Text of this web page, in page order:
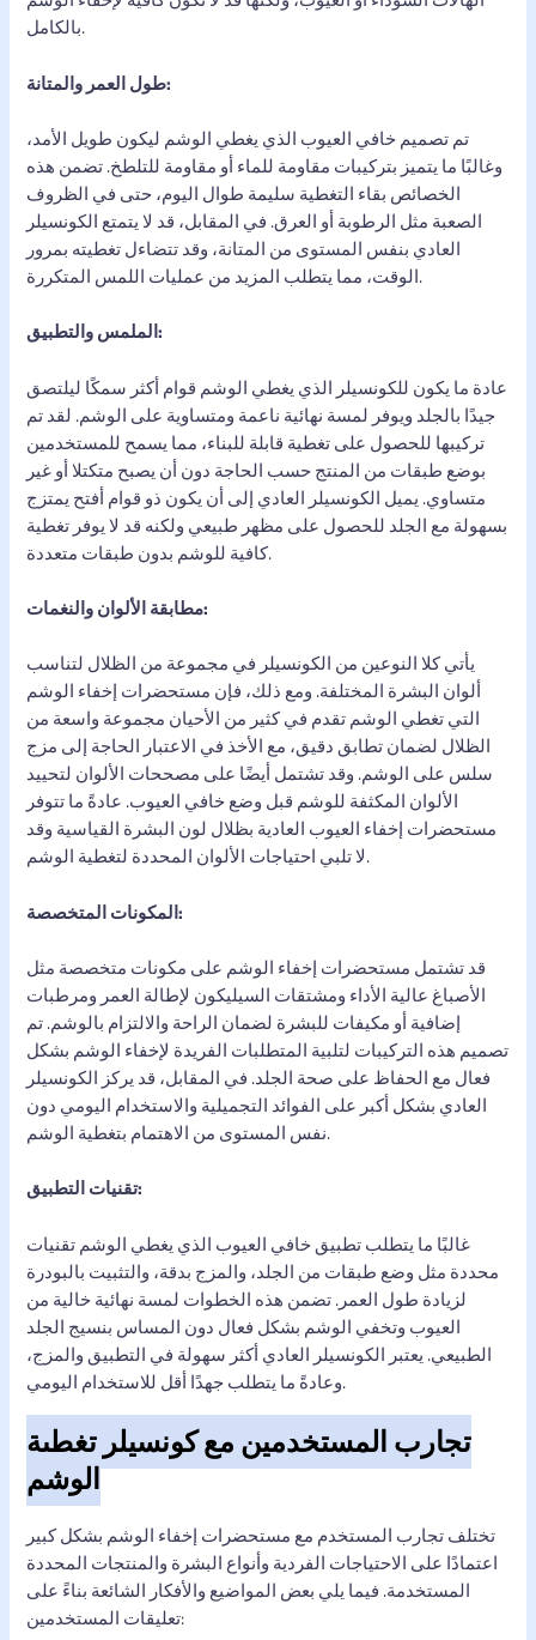
بالكامل.
طول العمر والمتانة:
تم تصميم خافي العيوب الذي يغطي الوشم ليكون طويل الأمد،
وغالبًا ما يتميز بتركيبات مقاومة للماء أو مقاومة للتلطخ. تضمن هذه
الخصائص بقاء التغطية سليمة طوال اليوم، حتى في الظروف
الصعبة مثل الرطوبة أو العرق. في المقابل، قد لا يتمتع الكونسيلر
العادي بنفس المستوى من المتانة، وقد تتضاءل تغطيته بمرور
الوقت، مما يتطلب المزيد من عمليات اللمس المتكررة.
الملمس والتطبيق:
عادة ما يكون للكونسيلر الذي يغطي الوشم قوام أكثر سمكًا ليلتصق
جيدًا بالجلد ويوفر لمسة نهائية ناعمة ومتساوية على الوشم. لقد تم
تركيبها للحصول على تغطية قابلة للبناء، مما يسمح للمستخدمين
بوضع طبقات من المنتج حسب الحاجة دون أن يصبح متكتلا أو غير
متساوي. يميل الكونسيلر العادي إلى أن يكون ذو قوام أفتح يمتزج
بسهولة مع الجلد للحصول على مظهر طبيعي ولكنه قد لا يوفر تغطية
كافية للوشم بدون طبقات متعددة.
مطابقة الألوان والنغمات:
يأتي كلا النوعين من الكونسيلر في مجموعة من الظلال لتناسب
ألوان البشرة المختلفة. ومع ذلك، فإن مستحضرات إخفاء الوشم
التي تغطي الوشم تقدم في كثير من الأحيان مجموعة واسعة من
الظلال لضمان تطابق دقيق، مع الأخذ في الاعتبار الحاجة إلى مزج
سلس على الوشم. وقد تشتمل أيضًا على مصححات الألوان لتحييد
الألوان المكثفة للوشم قبل وضع خافي العيوب. عادةً ما تتوفر
مستحضرات إخفاء العيوب العادية بظلال لون البشرة القياسية وقد
لا تلبي احتياجات الألوان المحددة لتغطية الوشم.
المكونات المتخصصة:
قد تشتمل مستحضرات إخفاء الوشم على مكونات متخصصة مثل
الأصباغ عالية الأداء ومشتقات السيليكون لإطالة العمر ومرطبات
إضافية أو مكيفات للبشرة لضمان الراحة والالتزام بالوشم. تم
تصميم هذه التركيبات لتلبية المتطلبات الفريدة لإخفاء الوشم بشكل
فعال مع الحفاظ على صحة الجلد. في المقابل، قد يركز الكونسيلر
العادي بشكل أكبر على الفوائد التجميلية والاستخدام اليومي دون
نفس المستوى من الاهتمام بتغطية الوشم.
تقنيات التطبيق:
غالبًا ما يتطلب تطبيق خافي العيوب الذي يغطي الوشم تقنيات
محددة مثل وضع طبقات من الجلد، والمزج بدقة، والتثبيت بالبودرة
لزيادة طول العمر. تضمن هذه الخطوات لمسة نهائية خالية من
العيوب وتخفي الوشم بشكل فعال دون المساس بنسيج الجلد
الطبيعي. يعتبر الكونسيلر العادي أكثر سهولة في التطبيق والمزج،
وعادةً ما يتطلب جهدًا أقل للاستخدام اليومي.
تجارب المستخدمين مع كونسيلر تغطية
الوشم
تختلف تجارب المستخدم مع مستحضرات إخفاء الوشم بشكل كبير
اعتمادًا على الاحتياجات الفردية وأنواع البشرة والمنتجات المحددة
المستخدمة. فيما يلي بعض المواضيع والأفكار الشائعة بناءً على
تعليقات المستخدمين: